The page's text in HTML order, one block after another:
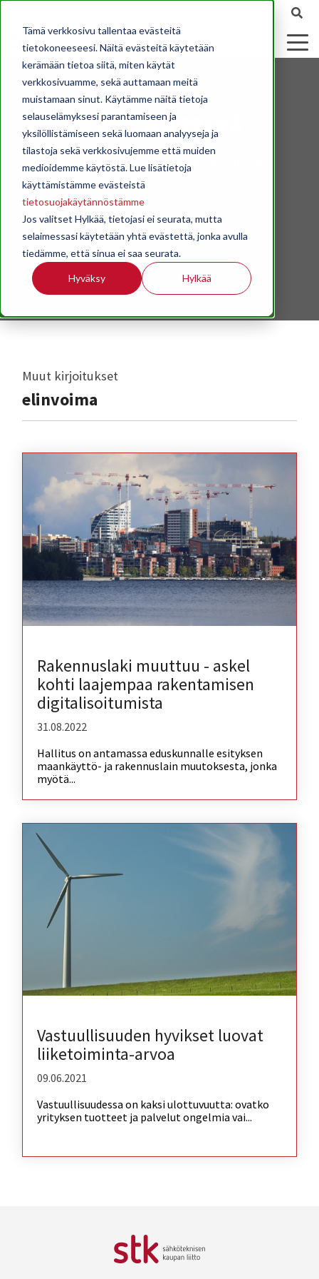
Tämä verkkosivu tallentaa evästeitä
tietokoneeseesi. Näitä evästeitä käytetään
kerämään tietoa siitä, miten käytät
verkkosivuamme, sekä auttamaan meitä
muistamaan sinut. Käytämme näitä tietoja
selauselämyksesi parantamiseen ja
yksilöllistämiseen sekä luomaan analyyseja ja
tilastoja sekä verkkosivujemme että muiden
medioidemme käytöstä. Lue lisätietoja
käyttämistämme evästeistä
tietosuojakäytännöstämme
Jos valitset Hylkää, tietojasi ei seurata, mutta
selaimessasi käytetään yhtä evästettä, jonka avulla
tiedämme, että sinua ei saa seurata.
Hyväksy Hylkää
STK - Äänessä
Ajankohtaisia puheenvuoroja
Muut kirjoitukset
elinvoima
Rakennuslaki muuttuu - askel
kohti laajempaa rakentamisen
digitalisoitumista
31.08.2022
Hallitus on antamassa eduskunnalle esityksen
maankäyttö- ja rakennuslain muutoksesta, jonka
myötä...
Vastuullisuuden hyvikset luovat
liiketoiminta-arvoa
09.06.2021
Vastuullisuudessa on kaksi ulottuvuutta: ovatko
yrityksen tuotteet ja palvelut ongelmia vai...